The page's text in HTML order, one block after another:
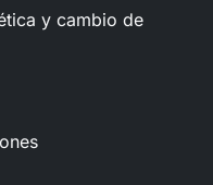
y cambio de